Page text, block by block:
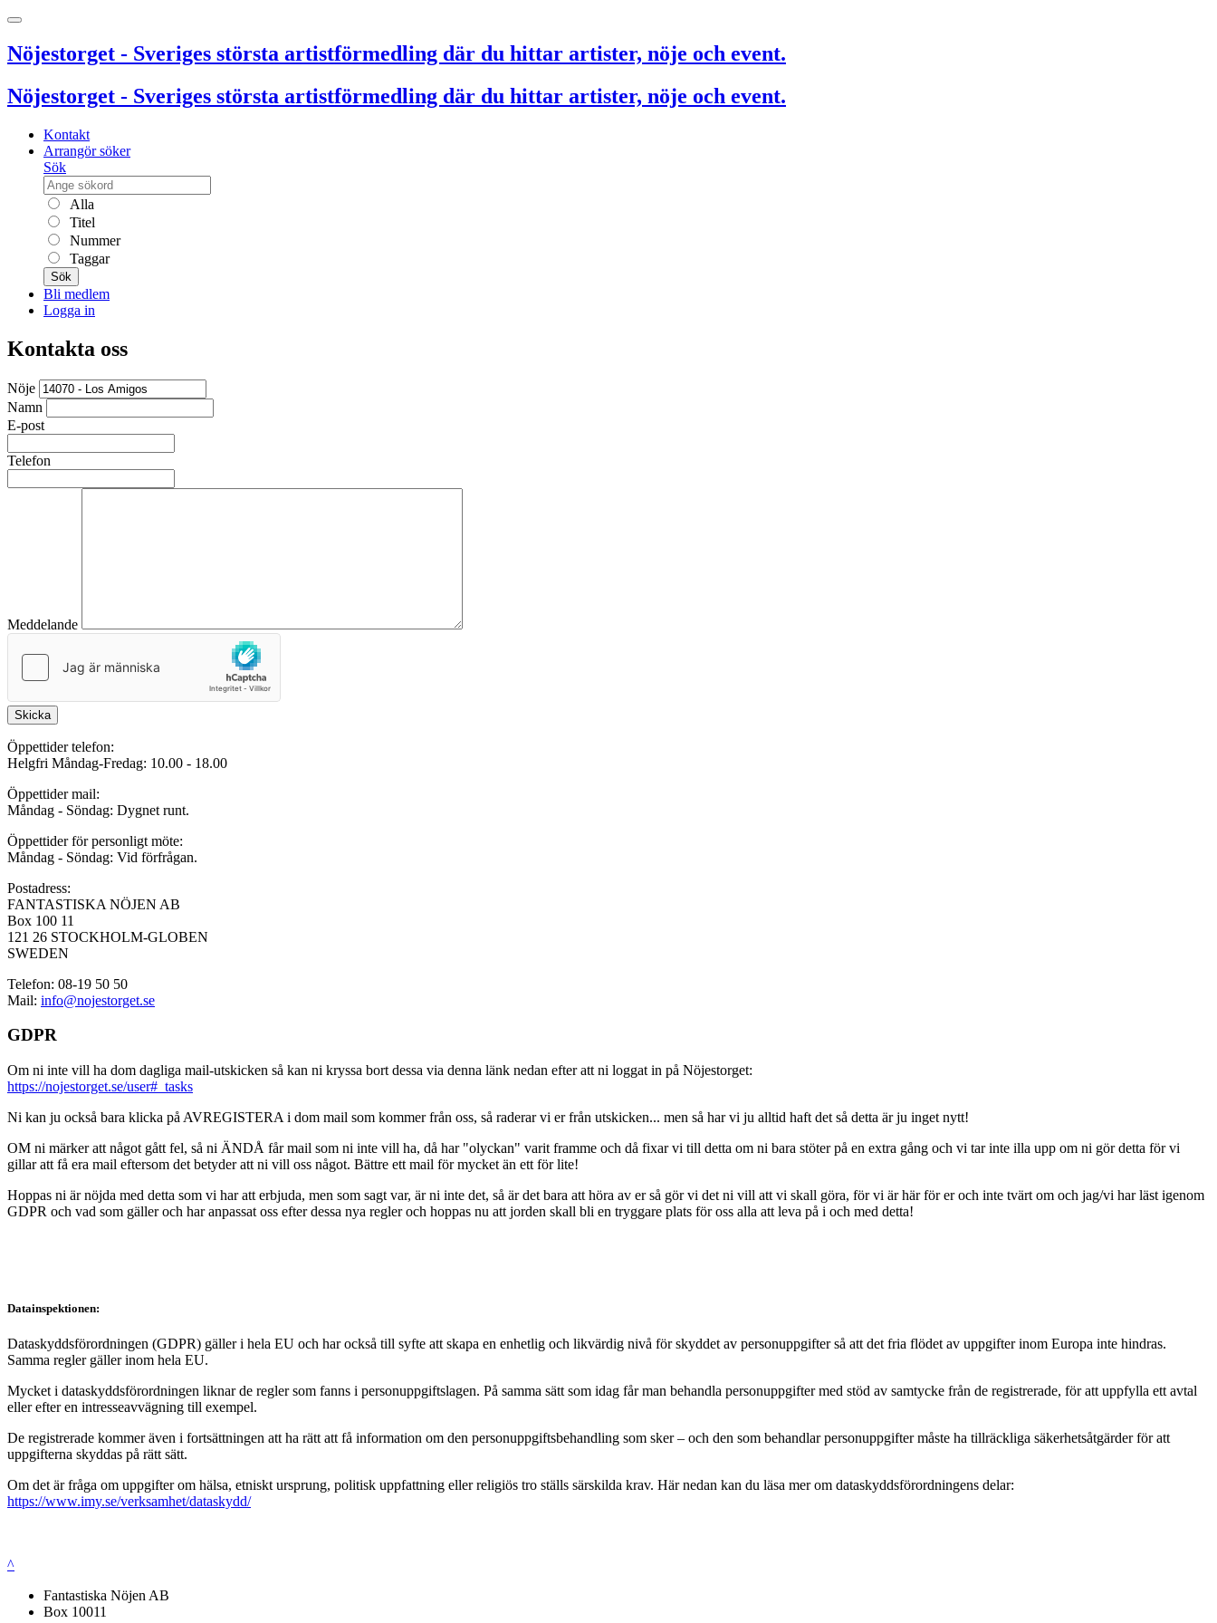
Nöjestorget - Sveriges största artistförmedling där du hittar artister, nöje och event.
Nöjestorget - Sveriges största artistförmedling där du hittar artister, nöje och event.
Kontakt
Arrangör söker
Sök
Alla
Titel
Nummer
Taggar
Sök
Bli medlem
Logga in
Kontakta oss
Nöje
Namn
E-post
Telefon
Meddelande
Skicka
Öppettider telefon:
Helgfri Måndag-Fredag: 10.00 - 18.00
Öppettider mail:
Måndag - Söndag: Dygnet runt.
Öppettider för personligt möte:
Måndag - Söndag: Vid förfrågan.
Postadress:
FANTASTISKA NÖJEN AB
Box 100 11
121 26 STOCKHOLM-GLOBEN
SWEDEN
Telefon: 08-19 50 50
Mail: info@nojestorget.se
GDPR
Om ni inte vill ha dom dagliga mail-utskicken så kan ni kryssa bort dessa via denna länk nedan efter att ni loggat in på Nöjestorget:
https://nojestorget.se/user#_tasks
Ni kan ju också bara klicka på AVREGISTERA i dom mail som kommer från oss, så raderar vi er från utskicken... men så har vi ju alltid haft det så detta är ju inget nytt!
OM ni märker att något gått fel, så ni ÄNDÅ får mail som ni inte vill ha, då har "olyckan" varit framme och då fixar vi till detta om ni bara stöter på en extra gång och vi tar inte illa upp om ni gör detta för vi
gillar att få era mail eftersom det betyder att ni vill oss något. Bättre ett mail för mycket än ett för lite!
Hoppas ni är nöjda med detta som vi har att erbjuda, men som sagt var, är ni inte det, så är det bara att höra av er så gör vi det ni vill att vi skall göra, för vi är här för er och inte tvärt om och jag/vi har läst igenom
GDPR och vad som gäller och har anpassat oss efter dessa nya regler och hoppas nu att jorden skall bli en tryggare plats för oss alla att leva på i och med detta!
Datainspektionen:
Dataskyddsförordningen (GDPR) gäller i hela EU och har också till syfte att skapa en enhetlig och likvärdig nivå för skyddet av personuppgifter så att det fria flödet av uppgifter inom Europa inte hindras.
Samma regler gäller inom hela EU.
Mycket i dataskyddsförordningen liknar de regler som fanns i personuppgiftslagen. På samma sätt som idag får man behandla personuppgifter med stöd av samtycke från de registrerade, för att uppfylla ett avtal
eller efter en intresseavvägning till exempel.
De registrerade kommer även i fortsättningen att ha rätt att få information om den personuppgiftsbehandling som sker – och den som behandlar personuppgifter måste ha tillräckliga säkerhetsåtgärder för att
uppgifterna skyddas på rätt sätt.
Om det är fråga om uppgifter om hälsa, etniskt ursprung, politisk uppfattning eller religiös tro ställs särskilda krav. Här nedan kan du läsa mer om dataskyddsförordningens delar:
https://www.imy.se/verksamhet/dataskydd/
^
Fantastiska Nöjen AB
Box 10011